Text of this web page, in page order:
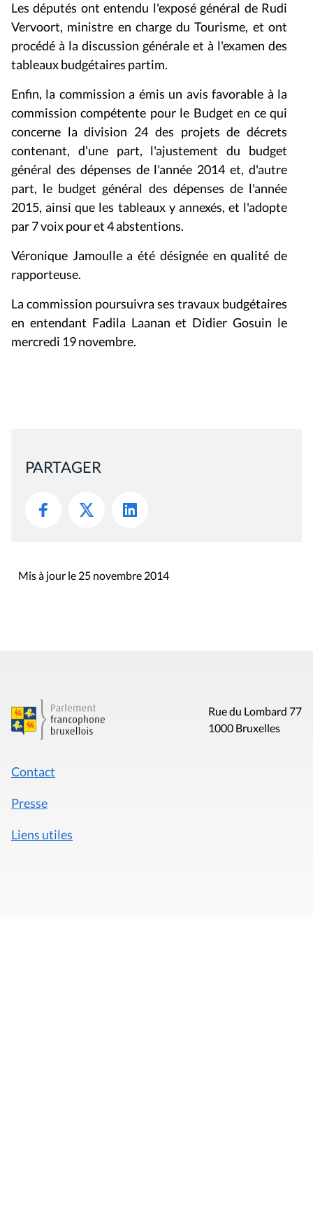
Les députés ont entendu l'exposé général de Rudi
Vervoort, ministre en charge du Tourisme, et ont
procédé à la discussion générale et à l'examen des
tableaux budgétaires partim.
Enfin, la commission a émis un avis favorable à la
commission compétente pour le Budget en ce qui
concerne la division 24 des projets de décrets
contenant, d'une part, l'ajustement du budget
général des dépenses de l'année 2014 et, d'autre
part, le budget général des dépenses de l'année
2015, ainsi que les tableaux y annexés, et l'adopte
par 7 voix pour et 4 abstentions.
Véronique Jamoulle a été désignée en qualité de
rapporteuse.
La commission poursuivra ses travaux budgétaires
en entendant Fadila Laanan et Didier Gosuin le
mercredi 19 novembre.
PARTAGER
Mis à jour le 25 novembre 2014
Rue du Lombard 77
1000 Bruxelles
Contact
Presse
Liens utiles